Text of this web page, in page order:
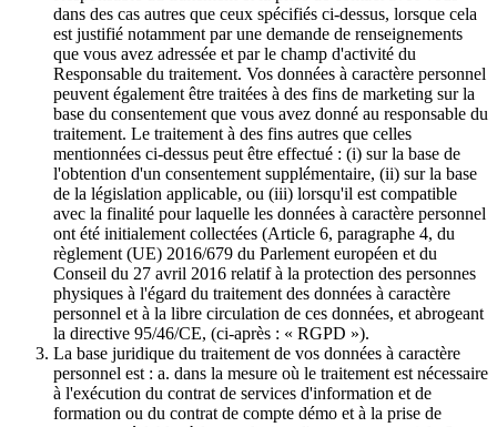
dans des cas autres que ceux spécifiés ci-dessus, lorsque cela
est justifié notamment par une demande de renseignements
que vous avez adressée et par le champ d'activité du
Responsable du traitement. Vos données à caractère personnel
peuvent également être traitées à des fins de marketing sur la
base du consentement que vous avez donné au responsable du
traitement. Le traitement à des fins autres que celles
mentionnées ci-dessus peut être effectué : (i) sur la base de
l'obtention d'un consentement supplémentaire, (ii) sur la base
de la législation applicable, ou (iii) lorsqu'il est compatible
avec la finalité pour laquelle les données à caractère personnel
ont été initialement collectées (Article 6, paragraphe 4, du
règlement (UE) 2016/679 du Parlement européen et du
Conseil du 27 avril 2016 relatif à la protection des personnes
physiques à l'égard du traitement des données à caractère
personnel et à la libre circulation de ces données, et abrogeant
la directive 95/46/CE, (ci-après : « RGPD »).
La base juridique du traitement de vos données à caractère
personnel est : a. dans la mesure où le traitement est nécessaire
à l'exécution du contrat de services d'information et de
formation ou du contrat de compte démo et à la prise de